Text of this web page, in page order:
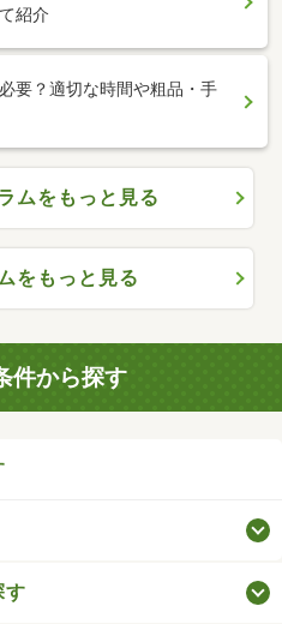
紹介
要？適切な時間や粗品・手
ムをもっと見る
をもっと見る
件から探す
す